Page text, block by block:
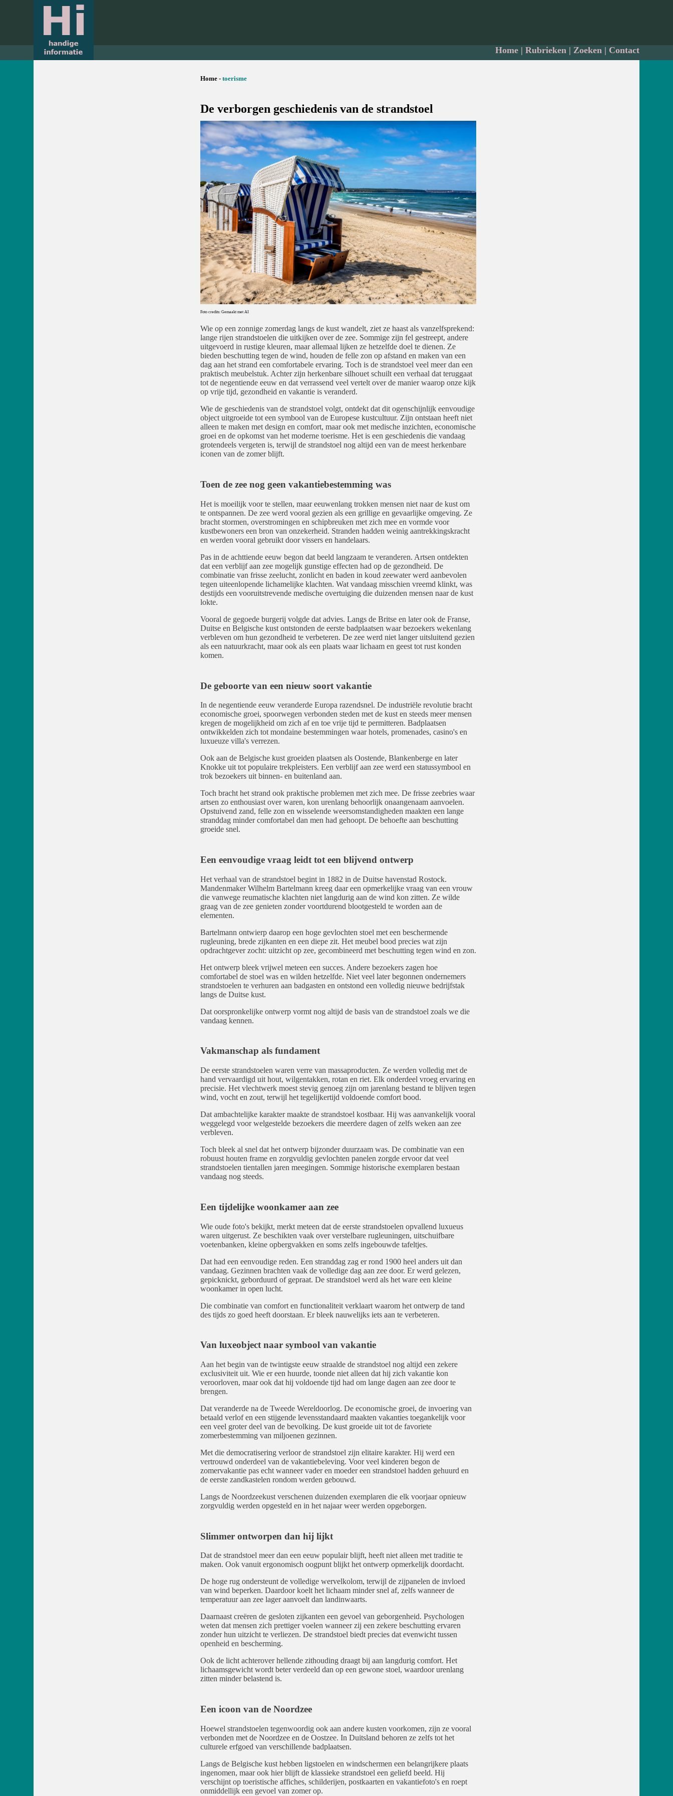
Home| Rubrieken| Zoeken| Contact
Home - toerisme
De verborgen geschiedenis van de strandstoel
Foto credits: Gemaakt met AI
Wie op een zonnige zomerdag langs de kust wandelt, ziet ze haast als vanzelfsprekend:
lange rijen strandstoelen die uitkijken over de zee. Sommige zijn fel gestreept, andere
uitgevoerd in rustige kleuren, maar allemaal lijken ze hetzelfde doel te dienen. Ze
bieden beschutting tegen de wind, houden de felle zon op afstand en maken van een
dag aan het strand een comfortabele ervaring. Toch is de strandstoel veel meer dan een
praktisch meubelstuk. Achter zijn herkenbare silhouet schuilt een verhaal dat teruggaat
tot de negentiende eeuw en dat verrassend veel vertelt over de manier waarop onze kijk
op vrije tijd, gezondheid en vakantie is veranderd.
Wie de geschiedenis van de strandstoel volgt, ontdekt dat dit ogenschijnlijk eenvoudige
object uitgroeide tot een symbool van de Europese kustcultuur. Zijn ontstaan heeft niet
alleen te maken met design en comfort, maar ook met medische inzichten, economische
groei en de opkomst van het moderne toerisme. Het is een geschiedenis die vandaag
grotendeels vergeten is, terwijl de strandstoel nog altijd een van de meest herkenbare
iconen van de zomer blijft.
Toen de zee nog geen vakantiebestemming was
Het is moeilijk voor te stellen, maar eeuwenlang trokken mensen niet naar de kust om
te ontspannen. De zee werd vooral gezien als een grillige en gevaarlijke omgeving. Ze
bracht stormen, overstromingen en schipbreuken met zich mee en vormde voor
kustbewoners een bron van onzekerheid. Stranden hadden weinig aantrekkingskracht
en werden vooral gebruikt door vissers en handelaars.
Pas in de achttiende eeuw begon dat beeld langzaam te veranderen. Artsen ontdekten
dat een verblijf aan zee mogelijk gunstige effecten had op de gezondheid. De
combinatie van frisse zeelucht, zonlicht en baden in koud zeewater werd aanbevolen
tegen uiteenlopende lichamelijke klachten. Wat vandaag misschien vreemd klinkt, was
destijds een vooruitstrevende medische overtuiging die duizenden mensen naar de kust
lokte.
Vooral de gegoede burgerij volgde dat advies. Langs de Britse en later ook de Franse,
Duitse en Belgische kust ontstonden de eerste badplaatsen waar bezoekers wekenlang
verbleven om hun gezondheid te verbeteren. De zee werd niet langer uitsluitend gezien
als een natuurkracht, maar ook als een plaats waar lichaam en geest tot rust konden
komen.
De geboorte van een nieuw soort vakantie
In de negentiende eeuw veranderde Europa razendsnel. De industriële revolutie bracht
economische groei, spoorwegen verbonden steden met de kust en steeds meer mensen
kregen de mogelijkheid om zich af en toe vrije tijd te permitteren. Badplaatsen
ontwikkelden zich tot mondaine bestemmingen waar hotels, promenades, casino's en
luxueuze villa's verrezen.
Ook aan de Belgische kust groeiden plaatsen als Oostende, Blankenberge en later
Knokke uit tot populaire trekpleisters. Een verblijf aan zee werd een statussymbool en
trok bezoekers uit binnen- en buitenland aan.
Toch bracht het strand ook praktische problemen met zich mee. De frisse zeebries waar
artsen zo enthousiast over waren, kon urenlang behoorlijk onaangenaam aanvoelen.
Opstuivend zand, felle zon en wisselende weersomstandigheden maakten een lange
stranddag minder comfortabel dan men had gehoopt. De behoefte aan beschutting
groeide snel.
Een eenvoudige vraag leidt tot een blijvend ontwerp
Het verhaal van de strandstoel begint in 1882 in de Duitse havenstad Rostock.
Mandenmaker Wilhelm Bartelmann kreeg daar een opmerkelijke vraag van een vrouw
die vanwege reumatische klachten niet langdurig aan de wind kon zitten. Ze wilde
graag van de zee genieten zonder voortdurend blootgesteld te worden aan de
elementen.
Bartelmann ontwierp daarop een hoge gevlochten stoel met een beschermende
rugleuning, brede zijkanten en een diepe zit. Het meubel bood precies wat zijn
opdrachtgever zocht: uitzicht op zee, gecombineerd met beschutting tegen wind en zon.
Het ontwerp bleek vrijwel meteen een succes. Andere bezoekers zagen hoe
comfortabel de stoel was en wilden hetzelfde. Niet veel later begonnen ondernemers
strandstoelen te verhuren aan badgasten en ontstond een volledig nieuwe bedrijfstak
langs de Duitse kust.
Dat oorspronkelijke ontwerp vormt nog altijd de basis van de strandstoel zoals we die
vandaag kennen.
Vakmanschap als fundament
De eerste strandstoelen waren verre van massaproducten. Ze werden volledig met de
hand vervaardigd uit hout, wilgentakken, rotan en riet. Elk onderdeel vroeg ervaring en
precisie. Het vlechtwerk moest stevig genoeg zijn om jarenlang bestand te blijven tegen
wind, vocht en zout, terwijl het tegelijkertijd voldoende comfort bood.
Dat ambachtelijke karakter maakte de strandstoel kostbaar. Hij was aanvankelijk vooral
weggelegd voor welgestelde bezoekers die meerdere dagen of zelfs weken aan zee
verbleven.
Toch bleek al snel dat het ontwerp bijzonder duurzaam was. De combinatie van een
robuust houten frame en zorgvuldig gevlochten panelen zorgde ervoor dat veel
strandstoelen tientallen jaren meegingen. Sommige historische exemplaren bestaan
vandaag nog steeds.
Een tijdelijke woonkamer aan zee
Wie oude foto's bekijkt, merkt meteen dat de eerste strandstoelen opvallend luxueus
waren uitgerust. Ze beschikten vaak over verstelbare rugleuningen, uitschuifbare
voetenbanken, kleine opbergvakken en soms zelfs ingebouwde tafeltjes.
Dat had een eenvoudige reden. Een stranddag zag er rond 1900 heel anders uit dan
vandaag. Gezinnen brachten vaak de volledige dag aan zee door. Er werd gelezen,
gepicknickt, geborduurd of gepraat. De strandstoel werd als het ware een kleine
woonkamer in open lucht.
Die combinatie van comfort en functionaliteit verklaart waarom het ontwerp de tand
des tijds zo goed heeft doorstaan. Er bleek nauwelijks iets aan te verbeteren.
Van luxeobject naar symbool van vakantie
Aan het begin van de twintigste eeuw straalde de strandstoel nog altijd een zekere
exclusiviteit uit. Wie er een huurde, toonde niet alleen dat hij zich vakantie kon
veroorloven, maar ook dat hij voldoende tijd had om lange dagen aan zee door te
brengen.
Dat veranderde na de Tweede Wereldoorlog. De economische groei, de invoering van
betaald verlof en een stijgende levensstandaard maakten vakanties toegankelijk voor
een veel groter deel van de bevolking. De kust groeide uit tot de favoriete
zomerbestemming van miljoenen gezinnen.
Met die democratisering verloor de strandstoel zijn elitaire karakter. Hij werd een
vertrouwd onderdeel van de vakantiebeleving. Voor veel kinderen begon de
zomervakantie pas echt wanneer vader en moeder een strandstoel hadden gehuurd en
de eerste zandkastelen rondom werden gebouwd.
Langs de Noordzeekust verschenen duizenden exemplaren die elk voorjaar opnieuw
zorgvuldig werden opgesteld en in het najaar weer werden opgeborgen.
Slimmer ontworpen dan hij lijkt
Dat de strandstoel meer dan een eeuw populair blijft, heeft niet alleen met traditie te
maken. Ook vanuit ergonomisch oogpunt blijkt het ontwerp opmerkelijk doordacht.
De hoge rug ondersteunt de volledige wervelkolom, terwijl de zijpanelen de invloed
van wind beperken. Daardoor koelt het lichaam minder snel af, zelfs wanneer de
temperatuur aan zee lager aanvoelt dan landinwaarts.
Daarnaast creëren de gesloten zijkanten een gevoel van geborgenheid. Psychologen
weten dat mensen zich prettiger voelen wanneer zij een zekere beschutting ervaren
zonder hun uitzicht te verliezen. De strandstoel biedt precies dat evenwicht tussen
openheid en bescherming.
Ook de licht achterover hellende zithouding draagt bij aan langdurig comfort. Het
lichaamsgewicht wordt beter verdeeld dan op een gewone stoel, waardoor urenlang
zitten minder belastend is.
Een icoon van de Noordzee
Hoewel strandstoelen tegenwoordig ook aan andere kusten voorkomen, zijn ze vooral
verbonden met de Noordzee en de Oostzee. In Duitsland behoren ze zelfs tot het
culturele erfgoed van verschillende badplaatsen.
Langs de Belgische kust hebben ligstoelen en windschermen een belangrijkere plaats
ingenomen, maar ook hier blijft de klassieke strandstoel een geliefd beeld. Hij
verschijnt op toeristische affiches, schilderijen, postkaarten en vakantiefoto's en roept
onmiddellijk een gevoel van zomer op.